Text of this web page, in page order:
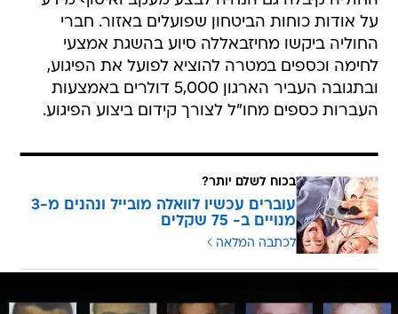
על אודות כוחות הביטחון שפועלים באזור. חברי
החוליה ביקשו מחיזבאללה סיוע בהשגת אמצעי
לחימה וכספים במטרה להוציא לפועל את הפיגוע,
ובתגובה העביר הארגון 5,000 דולרים באמצעות
העברות כספים מחו"ל לצורך קידום ביצוע הפיגוע.
בכוח לשלם יותר?
עוברים עכשיו לוואלה מובייל ונהנים מ-3
מנויים ב- 75 שקלים
לכתבה המלאה